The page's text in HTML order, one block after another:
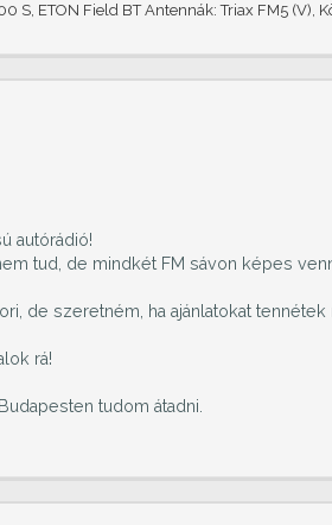
S, ETON Field BT Antennák: Triax FM5 (V),
autórádió!
tud, de mindkét FM sávon képes
de szeretném, ha ajánlatokat
rá!
tudom átadni.